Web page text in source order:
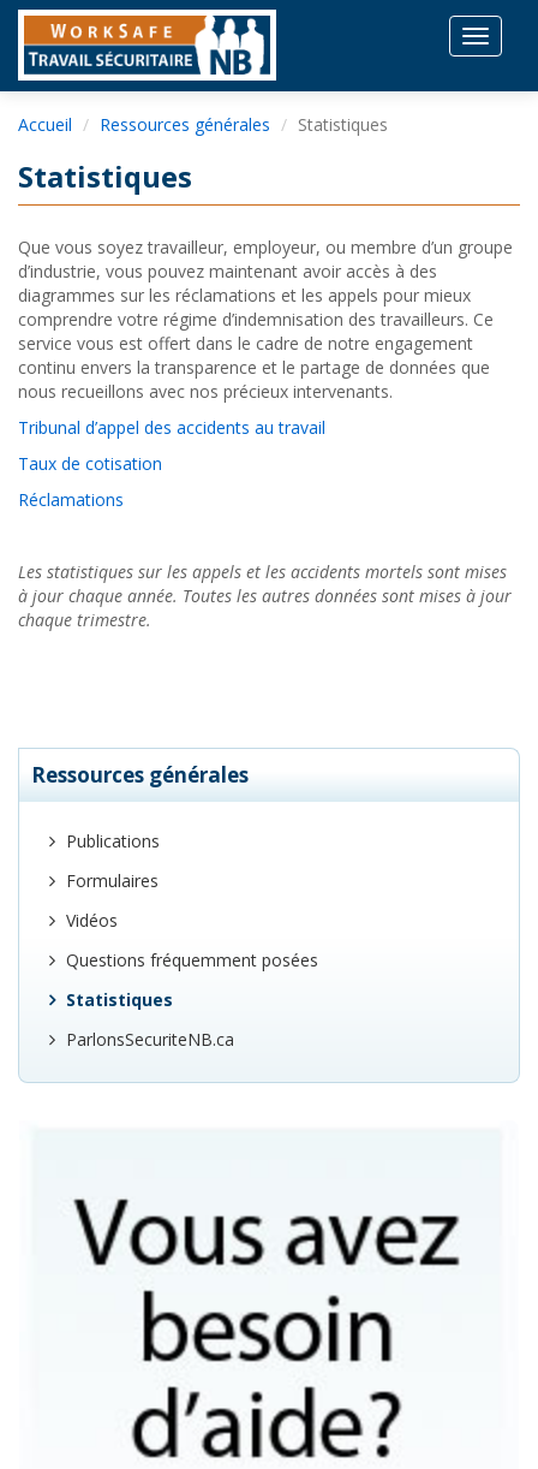
Toggle
Accueil Ressources générales Statistiques
Statistiques
Que vous soyez travailleur, employeur, ou membre d’un groupe
d’industrie, vous pouvez maintenant avoir accès à des
diagrammes sur les réclamations et les appels pour mieux
comprendre votre régime d’indemnisation des travailleurs. Ce
service vous est offert dans le cadre de notre engagement
continu envers la transparence et le partage de données que
nous recueillons avec nos précieux intervenants.
Tribunal d’appel des accidents au travail
Taux de cotisation
Réclamations
Les statistiques sur les appels et les accidents mortels sont mises
à jour chaque année. Toutes les autres données sont mises à jour
chaque trimestre.
Ressources générales
Publications
Formulaires
Vidéos
Questions fréquemment posées
Statistiques
ParlonsSecuriteNB.ca